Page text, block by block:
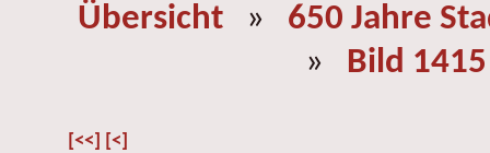
Übersicht » 650 Jahre
» Bild 1415
[<<] [<]